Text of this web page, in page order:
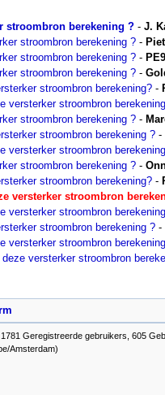
stroombron berekening ? - J.
stroombron berekening ? -
stroombron berekening ? -
stroombron berekening ? -
stroombron berekening? -
versterker stroombron
stroombron berekening ? -
stroombron berekening ? -
versterker stroombron
stroombron berekening ? -
stroombron berekening? -
versterker stroombron
versterker stroombron
stroombron berekening ? -
versterker stroombron
deze versterker stroombron
Geregistreerde gebruikers, 605
Amsterdam)